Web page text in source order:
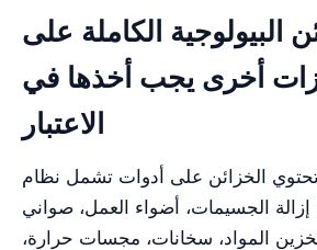
البيولوجية الكاملة على
أخرى يجب أخذها في
الاعتبار
الخزائن على أدوات تشمل نظام
الجسيمات، أضواء العمل، صواني
تخزين المواد، سخانات، مجسات حرارة،